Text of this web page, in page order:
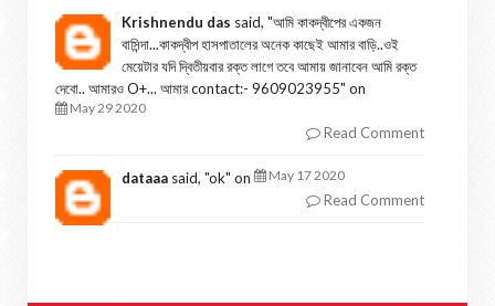
Krishnendu das said, "আমি কাকদ্বীপের একজন
বাসিন্দা...কাকদ্বীপ হাসপাতালের অনেক কাছেই আমার বাড়ি..ওই
মেয়েটার যদি দ্বিতীয়বার রক্ত লাগে তবে আমায় জানাবেন আমি রক্ত
দেবো.. আমারও O+... আমার contact:- 9609023955" on
May 29 2020
Read Comment
dataaa said, "ok" on May 17 2020
Read Comment